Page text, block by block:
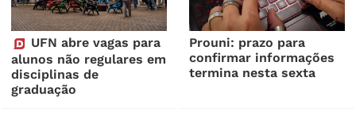
UFN abre vagas para
alunos não regulares em
disciplinas de
graduação
Prouni: prazo para
confirmar informações
termina nesta sexta